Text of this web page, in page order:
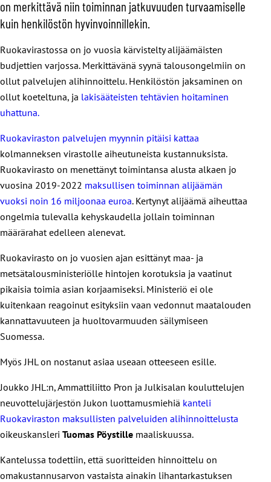
on merkittävä niin toiminnan jatkuvuuden turvaamiselle
kuin henkilöstön hyvinvoinnillekin.
Ruokavirastossa on jo vuosia kärvistelty alijäämäisten
budjettien varjossa. Merkittävänä syynä talousongelmiin on
ollut palvelujen alihinnoittelu. Henkilöstön jaksaminen on
ollut koeteltuna, ja lakisääteisten tehtävien hoitaminen
uhattuna.
Ruokaviraston palvelujen myynnin pitäisi kattaa
kolmanneksen virastolle aiheutuneista kustannuksista.
Ruokavirasto on menettänyt toimintansa alusta alkaen jo
vuosina 2019-2022 maksullisen toiminnan alijäämän
vuoksi noin 16 miljoonaa euroa. Kertynyt alijäämä aiheuttaa
ongelmia tulevalla kehyskaudella jollain toiminnan
määrärahat edelleen alenevat.
Ruokavirasto on jo vuosien ajan esittänyt maa- ja
metsätalousministeriölle hintojen korotuksia ja vaatinut
pikaisia toimia asian korjaamiseksi. Ministeriö ei ole
kuitenkaan reagoinut esityksiin vaan vedonnut maatalouden
kannattavuuteen ja huoltovarmuuden säilymiseen
Suomessa.
Myös JHL on nostanut asiaa useaan otteeseen esille.
Joukko JHL:n, Ammattiliitto Pron ja Julkisalan kouluttelujen
neuvottelujärjestön Jukon luottamusmiehiä kanteli
Ruokaviraston maksullisten palveluiden alihinnoittelusta
oikeuskansleri Tuomas Pöystille maaliskuussa.
Kantelussa todettiin, että suoritteiden hinnoittelu on
omakustannusarvon vastaista ainakin lihantarkastuksen